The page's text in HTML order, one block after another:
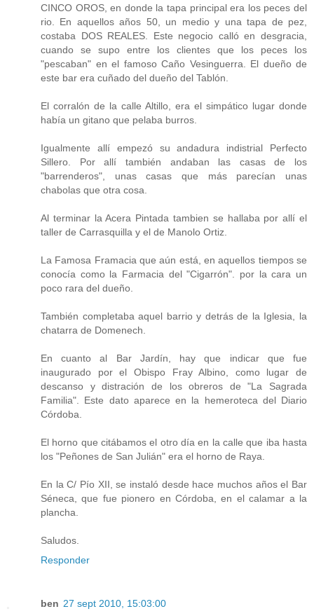
CINCO OROS, en donde la tapa principal era los peces del
rio. En aquellos años 50, un medio y una tapa de pez,
costaba DOS REALES. Este negocio calló en desgracia,
cuando se supo entre los clientes que los peces los
"pescaban" en el famoso Caño Vesinguerra. El dueño de
este bar era cuñado del dueño del Tablón.
El corralón de la calle Altillo, era el simpático lugar donde
había un gitano que pelaba burros.
Igualmente allí empezó su andadura indistrial Perfecto
Sillero. Por allí también andaban las casas de los
"barrenderos", unas casas que más parecían unas
chabolas que otra cosa.
Al terminar la Acera Pintada tambien se hallaba por allí el
taller de Carrasquilla y el de Manolo Ortiz.
La Famosa Framacia que aún está, en aquellos tiempos se
conocía como la Farmacia del "Cigarrón". por la cara un
poco rara del dueño.
También completaba aquel barrio y detrás de la Iglesia, la
chatarra de Domenech.
En cuanto al Bar Jardín, hay que indicar que fue
inaugurado por el Obispo Fray Albino, como lugar de
descanso y distración de los obreros de "La Sagrada
Familia". Este dato aparece en la hemeroteca del Diario
Córdoba.
El horno que citábamos el otro día en la calle que iba hasta
los "Peñones de San Julián" era el horno de Raya.
En la C/ Pío XII, se instaló desde hace muchos años el Bar
Séneca, que fue pionero en Córdoba, en el calamar a la
plancha.
Saludos.
Responder
ben 27 sept 2010, 15:03:00